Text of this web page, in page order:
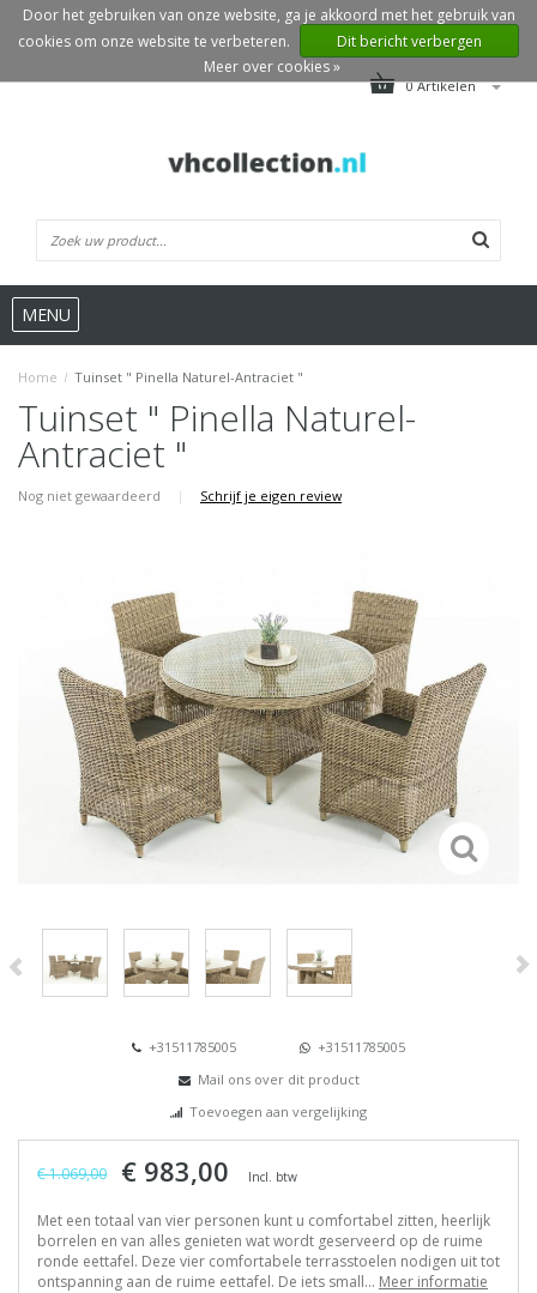
0 Artikelen
MENU
Home / Tuinset " Pinella Naturel-Antraciet "
Tuinset " Pinella Naturel-
Antraciet "
Nog niet gewaardeerd | Schrijf je eigen review
+31511785005
+31511785005
Mail ons over dit product
Toevoegen aan vergelijking
€ 1.069,00 € 983,00 Incl. btw
Met een totaal van vier personen kunt u comfortabel zitten, heerlijk
borrelen en van alles genieten wat wordt geserveerd op de ruime
ronde eettafel. Deze vier comfortabele terrasstoelen nodigen uit tot
ontspanning aan de ruime eettafel. De iets small... Meer informatie
Door het gebruiken van onze website, ga je akkoord met het gebruik van
cookies om onze website te verbeteren.
Dit bericht verbergen
Meer over cookies »